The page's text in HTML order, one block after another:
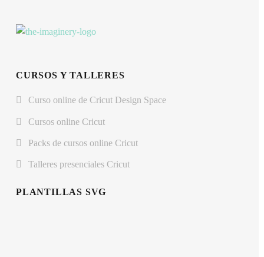
CURSOS Y TALLERES
Curso online de Cricut Design Space
Cursos online Cricut
Packs de cursos online Cricut
Talleres presenciales Cricut
PLANTILLAS SVG